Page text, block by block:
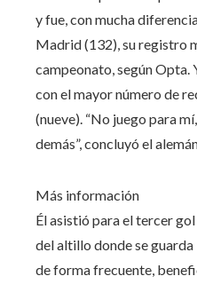
y fue, con mucha
Madrid (132), su registro
campeonato, según Opta.
con el mayor número de
(nueve). “No juego para
demás”, concluyó el
Más información
Él asistió para el tercer
del altillo donde se guarda
de forma frecuente,